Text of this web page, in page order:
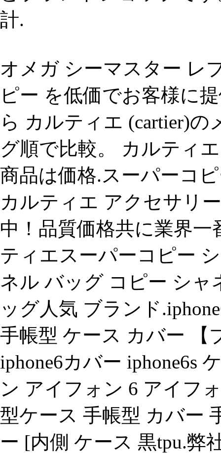
計.
オメガ シーマスター レ
ピー を低価でお客様に
ら カルティエ (cartier)
グ順で比較。 カルティ
商品は価格.スーパーコ
カルティエ アクセサリ
中！品質価格共に業界
ティエスーパーコピー
ネル バッグ コピー シ
ッグ人気 ブランド
手帳型 ケース カバー 【
iphone6カバー iphone6s
ン アイフォン 6 アイフ
型ケース 手帳型 カバー
ー [内側 ケース 黒tpu.弊